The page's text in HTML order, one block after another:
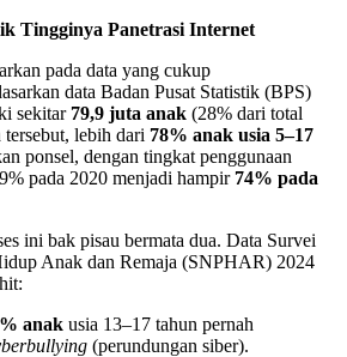
Tingginya Panetrasi Internet
pada data yang cukup
data Badan Pusat Statistik (BPS)
sekitar 79,9 juta anak (28% dari total
lebih dari 78% anak usia 5–17
ponsel, dengan tingkat penggunaan
pada 2020 menjadi hampir 74% pada
ini bak pisau bermata dua. Data Survei
Anak dan Remaja (SNPHAR) 2024
anak usia 13–17 tahun pernah
(perundungan siber).